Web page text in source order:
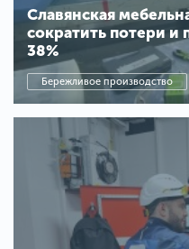
Славянская
сократить потери и
38%
Бережливое производство